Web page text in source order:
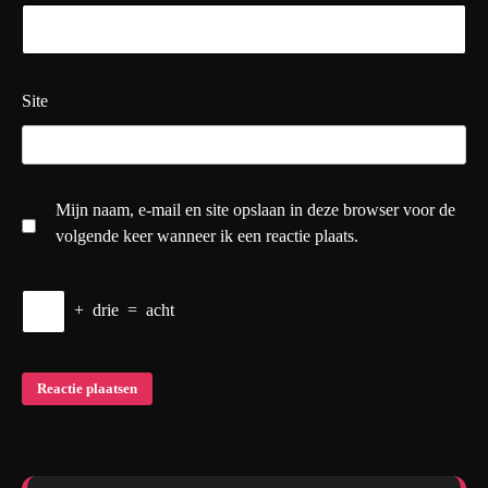
Site
Mijn naam, e-mail en site opslaan in deze browser voor de
volgende keer wanneer ik een reactie plaats.
+ drie = acht